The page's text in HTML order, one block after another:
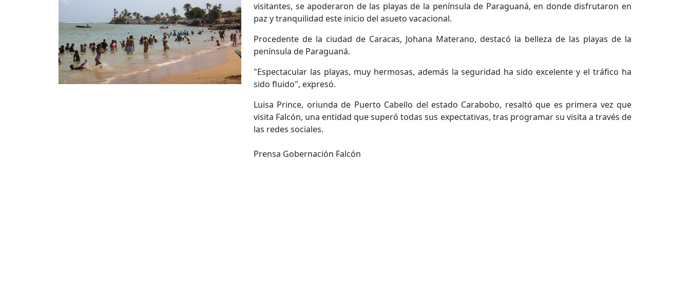
visitantes, se apoderaron de las playas de la península de Paraguaná, en donde disfrutaron en
paz y tranquilidad este inicio del asueto vacacional.
Procedente de la ciudad de Caracas, Johana Materano, destacó la belleza de las playas de la
península de Paraguaná.
"Espectacular las playas, muy hermosas, además la seguridad ha sido excelente y el tráfico ha
sido fluido", expresó.
Luisa Prince, oriunda de Puerto Cabello del estado Carabobo, resaltó que es primera vez que
visita Falcón, una entidad que superó todas sus expectativas, tras programar su visita a través de
las redes sociales.
Prensa Gobernación Falcón